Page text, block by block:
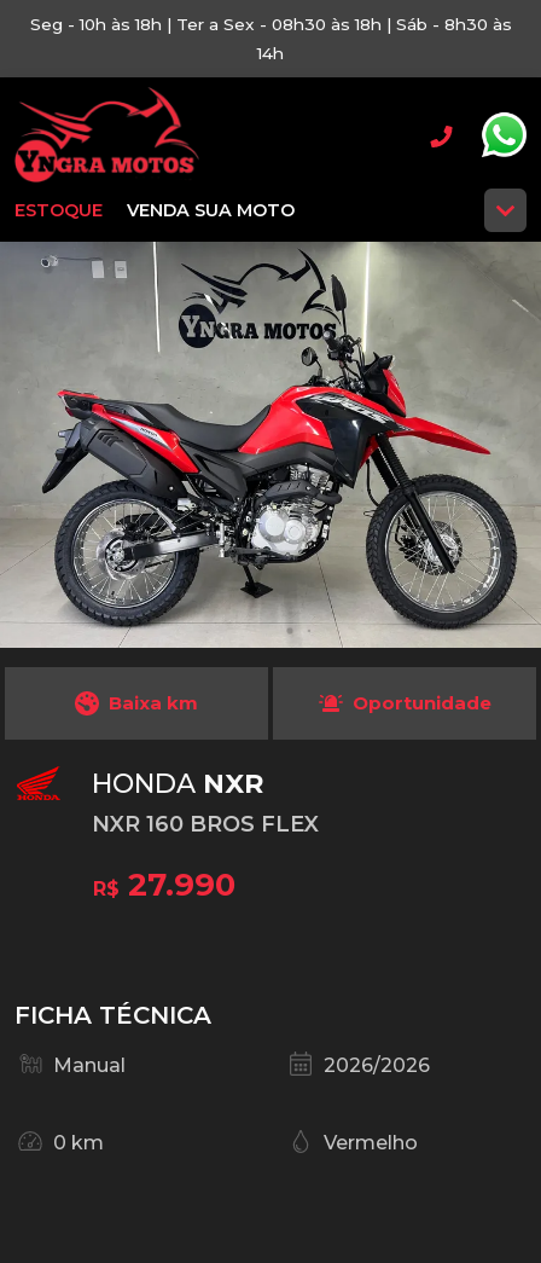
Seg - 10h às 18h | Ter a Sex - 08h30 às 18h | Sáb - 8h30 às
14h
ESTOQUE VENDA SUA MOTO
Baixa km Oportunidade
HONDA NXR
NXR 160 BROS FLEX
R$ 27.990
FICHA TÉCNICA
Manual 2026/2026
0 km Vermelho